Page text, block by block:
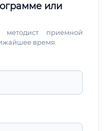
или
приемной
время.